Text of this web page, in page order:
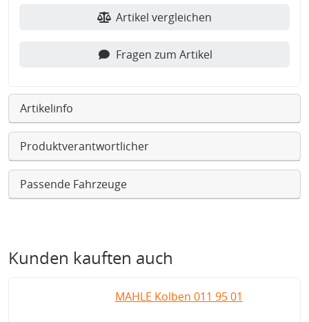
Artikel vergleichen
Fragen zum Artikel
Artikelinfo
Produktverantwortlicher
Passende Fahrzeuge
Kunden kauften auch
MAHLE Kolben 011 95 01